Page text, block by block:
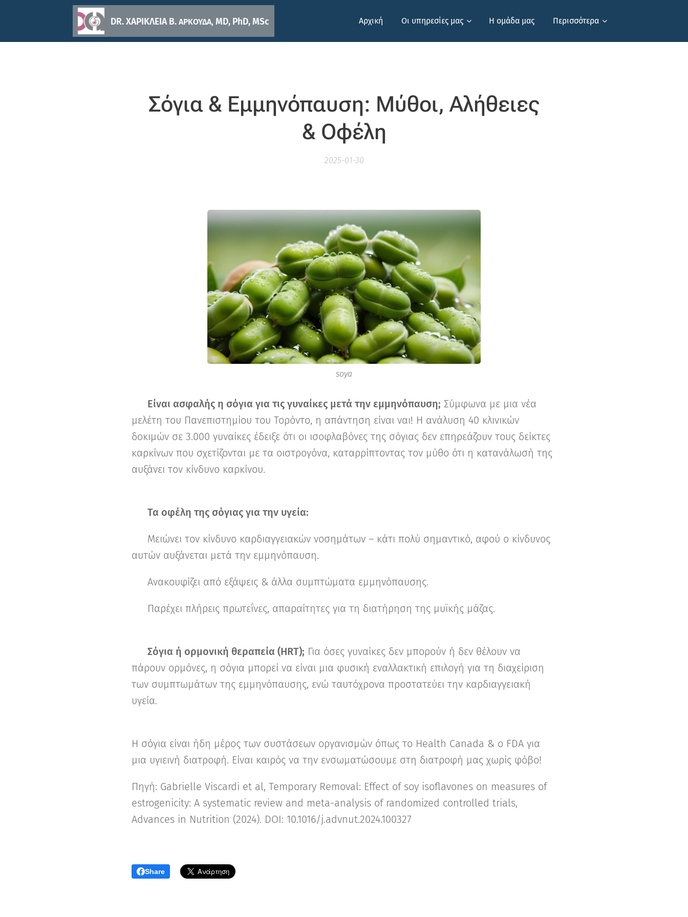
DR. ΧΑΡΙΚΛΕΙΑ Β. ΑΡΚΟΥΔΑ, MD, PhD, MSc Αρχική Οι υπηρεσίες μας Η ομάδα μας Περισσότερα
Σόγια & Εμμηνόπαυση: Μύθοι, Αλήθειες
& Οφέλη
2025-01-30
soya
Είναι ασφαλής η σόγια για τις γυναίκες μετά την εμμηνόπαυση; Σύμφωνα με μια νέα
μελέτη του Πανεπιστημίου του Τορόντο, η απάντηση είναι ναι! Η ανάλυση 40 κλινικών
δοκιμών σε 3.000 γυναίκες έδειξε ότι οι ισοφλαβόνες της σόγιας δεν επηρεάζουν τους δείκτες
καρκίνων που σχετίζονται με τα οιστρογόνα, καταρρίπτοντας τον μύθο ότι η κατανάλωσή της
αυξάνει τον κίνδυνο καρκίνου.
Τα οφέλη της σόγιας για την υγεία:
✅ Μειώνει τον κίνδυνο καρδιαγγειακών νοσημάτων – κάτι πολύ σημαντικό, αφού ο κίνδυνος
αυτών αυξάνεται μετά την εμμηνόπαυση.
🔥 Ανακουφίζει από εξάψεις & άλλα συμπτώματα εμμηνόπαυσης.
💪 Παρέχει πλήρεις πρωτεΐνες, απαραίτητες για τη διατήρηση της μυϊκής μάζας.
Σόγια ή ορμονική θεραπεία (HRT); Για όσες γυναίκες δεν μπορούν ή δεν θέλουν να
πάρουν ορμόνες, η σόγια μπορεί να είναι μια φυσική εναλλακτική επιλογή για τη διαχείριση
των συμπτωμάτων της εμμηνόπαυσης, ενώ ταυτόχρονα προστατεύει την καρδιαγγειακή
υγεία.
Η σόγια είναι ήδη μέρος των συστάσεων οργανισμών όπως το Health Canada & ο FDA για
μια υγιεινή διατροφή. Είναι καιρός να την ενσωματώσουμε στη διατροφή μας χωρίς φόβο!
Πηγή: Gabrielle Viscardi et al, Temporary Removal: Effect of soy isoflavones on measures of
estrogenicity: A systematic review and meta-analysis of randomized controlled trials,
Advances in Nutrition (2024). DOI: 10.1016/j.advnut.2024.100327
Share